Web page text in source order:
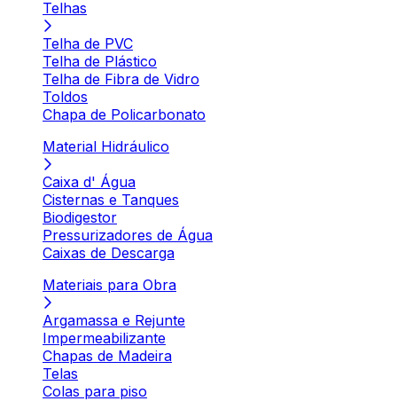
Telhas
Telha de PVC
Telha de Plástico
Telha de Fibra de Vidro
Toldos
Chapa de Policarbonato
Material Hidráulico
Caixa d' Água
Cisternas e Tanques
Biodigestor
Pressurizadores de Água
Caixas de Descarga
Materiais para Obra
Argamassa e Rejunte
Impermeabilizante
Chapas de Madeira
Telas
Colas para piso